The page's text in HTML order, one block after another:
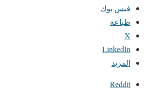
فيس بوك
طباعة
X
LinkedIn
المزيد
Reddit